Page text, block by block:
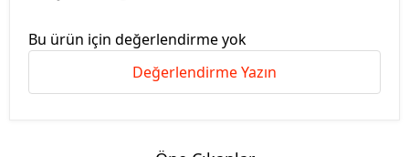
Bu ürün için değerlendirme yok
Değerlendirme Yazın